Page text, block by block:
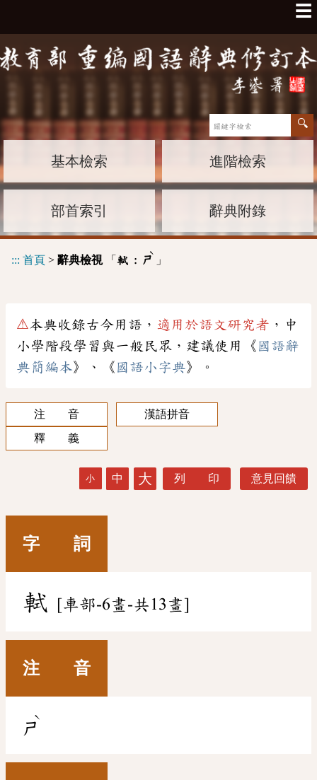
☰
基本檢索 進階檢索
部首索引 辭典附錄
::: 首頁 > 辭典檢視「 軾 : ㄕ
ˋ
」
⚠本典收錄古今用語， 適用於語文研究者 ，中
小學階段學習與一般民眾，建議使用《 國語辭
典簡編本》、《 國語小字典》。
注 音
漢語拼音
釋 義
小 中 大 列 印 意見回饋
字 詞
軾 [車部-6畫-共13畫]
注 音
ㄕ
ˋ